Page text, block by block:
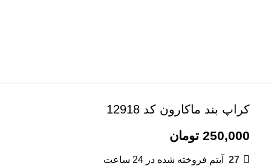
کراپ بند ماکارون کد 12918
250,000 تومان
27 آیتم فروخته شده در 24 ساعت